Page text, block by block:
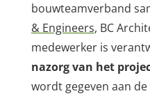
bouwteamverband
& Engineers, BC
medewerker is
nazorg van het
wordt gegeven aan